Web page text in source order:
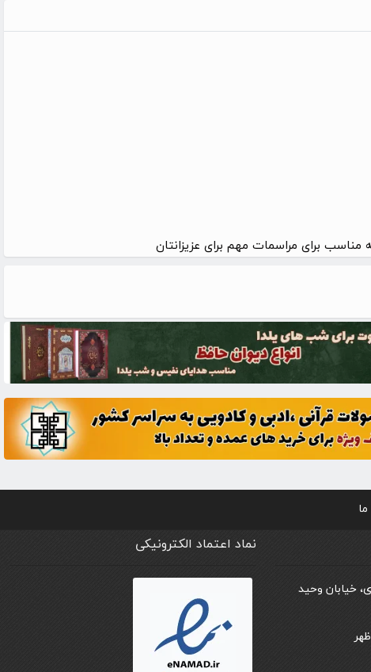
خیابان وحید
نماد اعتماد الکترونیکی